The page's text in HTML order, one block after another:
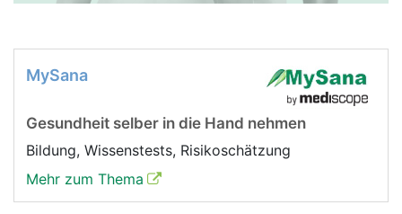
MySana
Gesundheit selber in die Hand nehmen
Bildung, Wissenstests, Risikoschätzung
Mehr zum Thema